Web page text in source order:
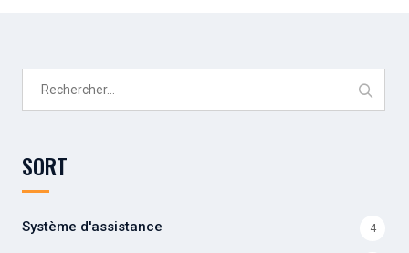
SORT
Système d'assistance 4